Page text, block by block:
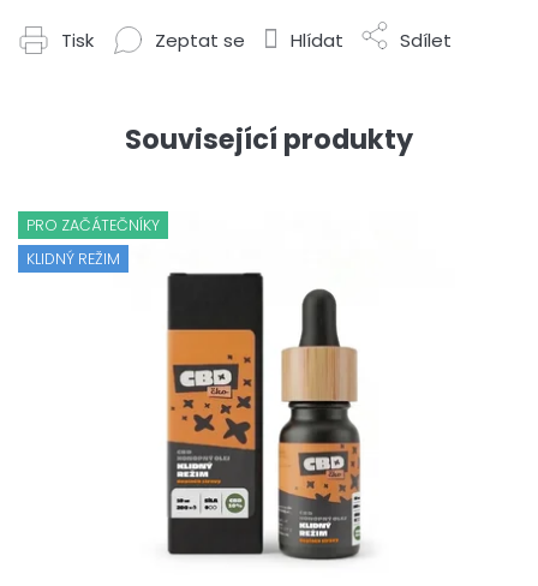
Tisk Zeptat se Hlídat Sdílet
Související produkty
PRO ZAČÁTEČNÍKY
KLIDNÝ REŽIM